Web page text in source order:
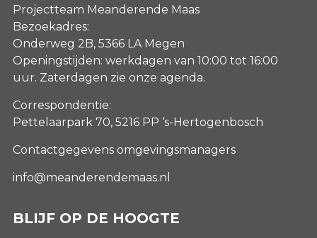
Projectteam Meanderende Maas
Bezoekadres:
Onderweg 2B, 5366 LA Megen
Openingstijden: werkdagen van 10:00 tot 16:00
uur. Zaterdagen zie onze agenda.
Correspondentie:
Pettelaarpark 70, 5216 PP ‘s-Hertogenbosch
Contactgegevens omgevingsmanagers
info@meanderendemaas.nl
BLIJF OP DE HOOGTE